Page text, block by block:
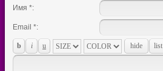
Имя *:
Email *: